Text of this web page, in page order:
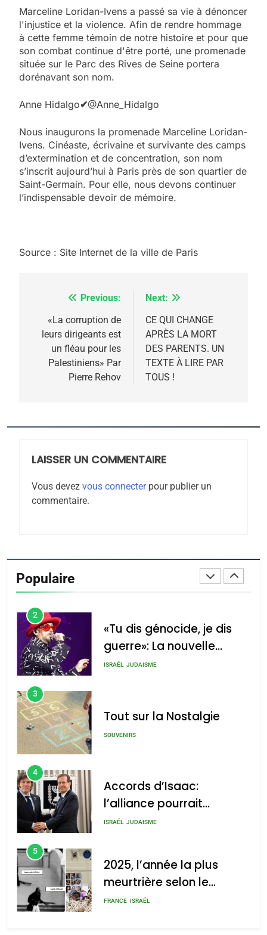
Marceline Loridan-Ivens a passé sa vie à dénoncer
l'injustice et la violence. Afin de rendre hommage
à cette femme témoin de notre histoire et pour que
son combat continue d'être porté, une promenade
située sur le Parc des Rives de Seine portera
dorénavant son nom.
Anne Hidalgo✔@Anne_Hidalgo
Nous inaugurons la promenade Marceline Loridan-
Ivens. Cinéaste, écrivaine et survivante des camps
d’extermination et de concentration, son nom
s’inscrit aujourd’hui à Paris près de son quartier de
Saint-Germain. Pour elle, nous devons continuer
l’indispensable devoir de mémoire.
Source : Site Internet de la ville de Paris
Navigation
l’article
Previous:
«La corruption de
leurs dirigeants est
un fléau pour les
Palestiniens» Par
Pierre Rehov
Next:
CE QUI CHANGE
APRÈS LA MORT
DES PARENTS. UN
TEXTE À LIRE PAR
TOUS !
LAISSER UN COMMENTAIRE
Vous devez vous connecterpour publier un
commentaire.
Populaire
meurtrière selon le
l’antisémitisme
FIÈRE, DIGNE ET RÉSILIENTE :
POURQUOI JE REVENDIQUE
MA JUDAÏTE par Thérèse
Zrihen-Dvir
ISRAÉL JUDAISME
JUDAISME
8
Tafraout, le miel de Tadla
2
«Tu dis génocide, je dis
guerre»: La nouvelle
chanson de Boy George
ISRAÉL JUDAISME
3
Tout sur la Nostalgie
SOUVENIRS
4
Accords d’Isaac:
l’alliance pourrait
s’étendre à 13 pays
ISRAÉL JUDAISME
5
2025, l’année la plus
meurtrière selon le
rapport d’ADL contre
FRANCE ISRAÉL